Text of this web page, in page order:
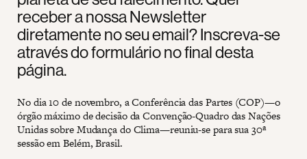
receber a nossa Newsletter
diretamente no seu email? Inscreva-se
através do formulário no final desta
página.
No dia 10 de novembro, a Conferência das Partes (COP)—o
órgão máximo de decisão da Convenção-Quadro das Nações
Unidas sobre Mudança do Clima—reuniu-se para sua 30ª
sessão em Belém, Brasil.